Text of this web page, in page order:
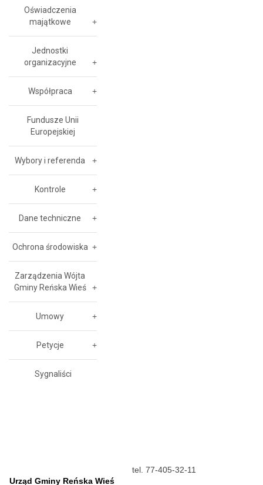
Oświadczenia
majątkowe
Jednostki
organizacyjne
Współpraca
Fundusze Unii
Europejskiej
Wybory i referenda
Kontrole
Dane techniczne
Ochrona środowiska
Zarządzenia Wójta
Gminy Reńska Wieś
Umowy
Petycje
Sygnaliści
Urząd Gminy Reńska Wieś
tel. 77-405-32-11